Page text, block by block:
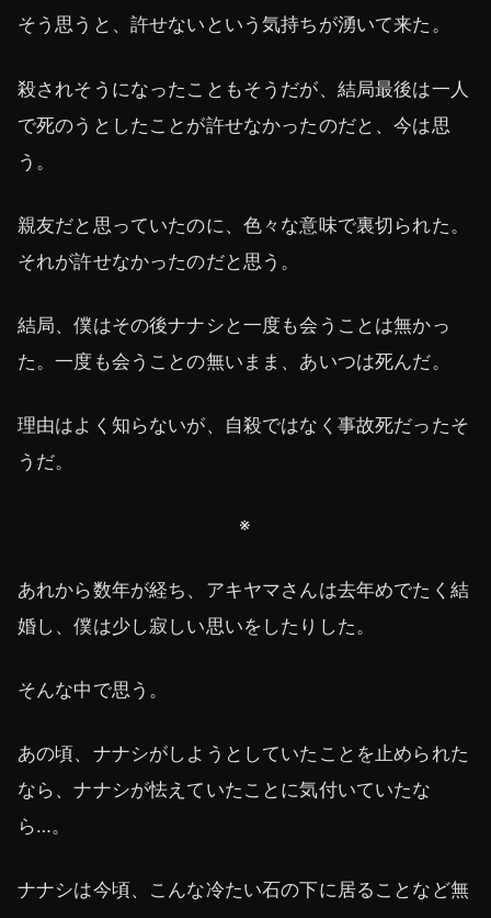
そう思うと、許せないという気持ちが湧いて来た。
殺されそうになったこともそうだが、結局最後は一人
で死のうとしたことが許せなかったのだと、今は思
う。
親友だと思っていたのに、色々な意味で裏切られた。
それが許せなかったのだと思う。
結局、僕はその後ナナシと一度も会うことは無かっ
た。一度も会うことの無いまま、あいつは死んだ。
理由はよく知らないが、自殺ではなく事故死だったそ
うだ。
※
あれから数年が経ち、アキヤマさんは去年めでたく結
婚し、僕は少し寂しい思いをしたりした。
そんな中で思う。
あの頃、ナナシがしようとしていたことを止められた
なら、ナナシが怯えていたことに気付いていたな
ら…。
ナナシは今頃、こんな冷たい石の下に居ることなど無